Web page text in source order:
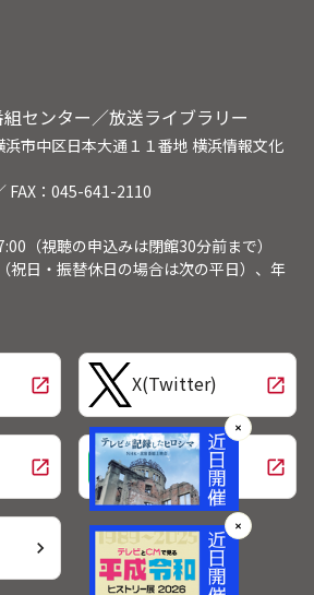
センター／放送ライブラリー
市中区日本大通１１番地 横浜情報文化
FAX：045-641-2110
（視聴の申込みは閉館30分前まで）
日・振替休日の場合は次の平日）、年
open_in_new X(Twitter) open_in_new
open_in_new LINE open_in_new
chevron_right
✕
✕